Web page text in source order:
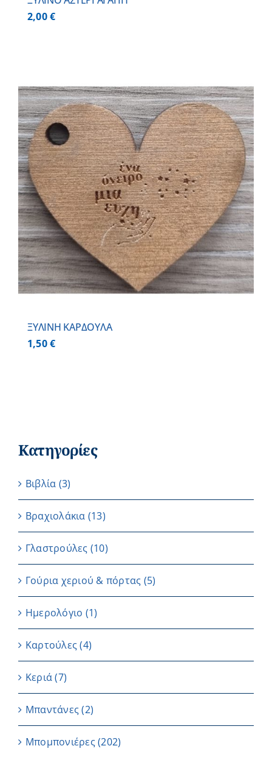
2,00€
ΞΥΛΙΝΗ ΚΑΡΔΟΥΛΑ
1,50€
Κατηγορίες
Βιβλία (3)
Βραχιολάκια (13)
Γλαστρούλες (10)
Γούρια χεριού & πόρτας (5)
Ημερολόγιο (1)
Καρτούλες (4)
Κεριά (7)
Μπαντάνες (2)
Μπομπονιέρες(202)